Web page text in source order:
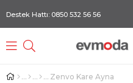
Destek Hattı: 0850 532 56 56
Zenvo Kare Ayna